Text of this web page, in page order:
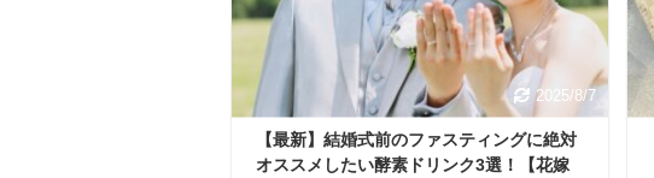
2025/8/7
【最新】結婚式前のファスティングに絶対
オススメしたい酵素ドリンク3選！【花嫁